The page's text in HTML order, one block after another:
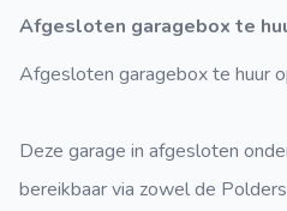
Afgesloten garagebox te
Afgesloten garagebox te huur
Deze garage in afgesloten
bereikbaar via zowel de